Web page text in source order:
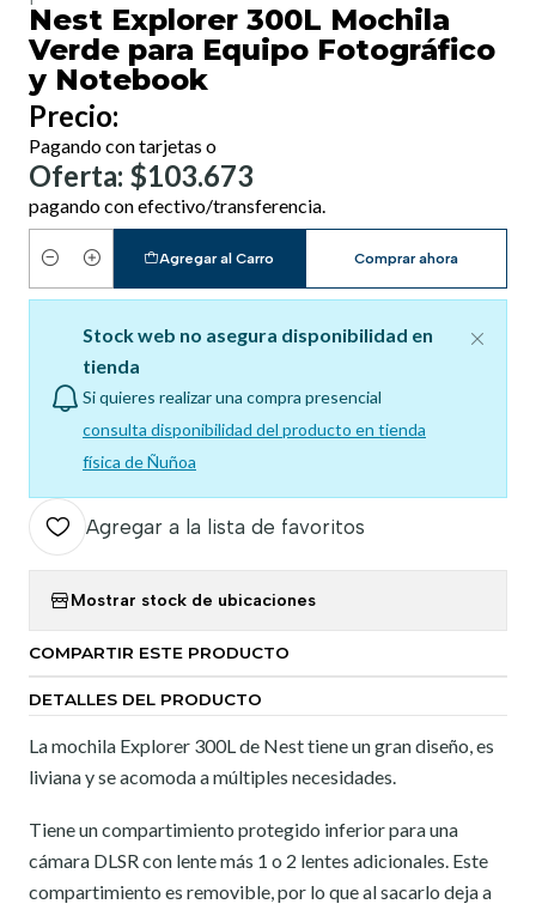
Nest Explorer 300L Mochila
Verde para Equipo Fotográfico
y Notebook
Precio:
Pagando con tarjetas o
Oferta: $103.673
pagando con efectivo/transferencia.
Cantidad
Agregar al Carro Comprar ahora
Stock web no asegura disponibilidad en
tienda
Si quieres realizar una compra presencial
consulta disponibilidad del producto en tienda
física de Ñuñoa
Agregar a la lista de favoritos
Mostrar stock de ubicaciones
COMPARTIR ESTE PRODUCTO
DETALLES DEL PRODUCTO
La mochila Explorer 300L de Nest tiene un gran diseño, es
liviana y se acomoda a múltiples necesidades.
Tiene un compartimiento protegido inferior para una
cámara DLSR con lente más 1 o 2 lentes adicionales. Este
compartimiento es removible, por lo que al sacarlo deja a